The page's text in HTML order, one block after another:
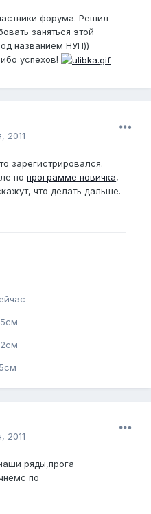
форума. Решил
заняться этой
названием НУП))
успехов!
2011
зарегистрировался.
по программе новичка,
что делать дальше.
2011
ряды,прога
по